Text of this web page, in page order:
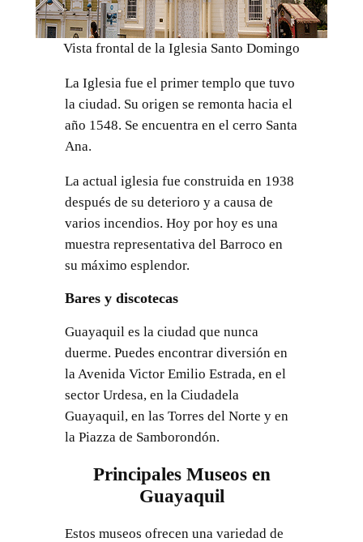
Vista frontal de la Iglesia Santo Domingo
La Iglesia fue el primer templo que tuvo
la ciudad. Su origen se remonta hacia el
año 1548. Se encuentra en el cerro Santa
Ana.
La actual iglesia fue construida en 1938
después de su deterioro y a causa de
varios incendios. Hoy por hoy es una
muestra representativa del Barroco en
su máximo esplendor.
Bares y discotecas
Guayaquil es la ciudad que nunca
duerme. Puedes encontrar diversión en
la Avenida Victor Emilio Estrada, en el
sector Urdesa, en la Ciudadela
Guayaquil, en las Torres del Norte y en
la Piazza de Samborondón.
Principales Museos en
Guayaquil
Estos museos ofrecen una variedad de